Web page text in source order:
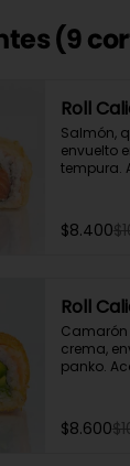
(9
Roll
Salmón,
envuelto
tempura.
$8.400
Roll
Camarón
crema,
panko.
$8.600